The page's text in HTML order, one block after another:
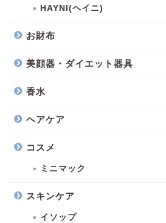
HAYNI(ヘイニ)
お財布
美顔器・ダイエット器具
香水
ヘアケア
コスメ
ミニマック
スキンケア
イソップ